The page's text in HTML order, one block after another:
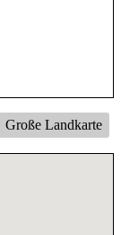
Große Landkarte